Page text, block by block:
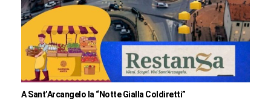
A Sant’Arcangelo la “Notte Gialla Coldiretti”